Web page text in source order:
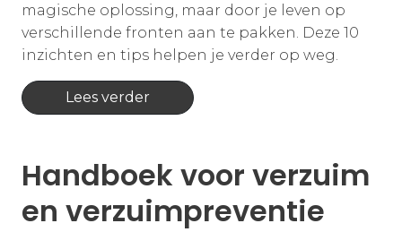
magische oplossing, maar door je leven op
verschillende fronten aan te pakken. Deze 10
inzichten en tips helpen je verder op weg.
Lees verder
Handboek voor verzuim
en verzuimpreventie